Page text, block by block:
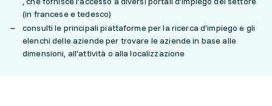
(in francese e tedesco)
consulti le principali piattaforme per la ricerca d’impiego e gli
elenchi delle aziende per trovare le aziende in base alle
dimensioni, all'attività o alla localizzazione